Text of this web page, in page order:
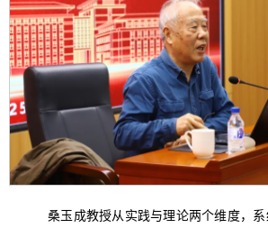
桑玉成教授从实践与理论两个维度，